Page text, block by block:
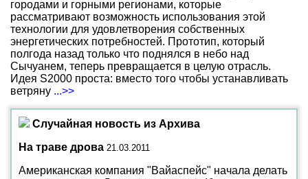
городами и горными регионами, которые
рассматривают возможность использования этой
технологии для удовлетворения собственных
энергетических потребностей. Прототип, который
полгода назад только что поднялся в небо над
Сычуанем, теперь превращается в целую отрасль.
Идея S2000 проста: вместо того чтобы устанавливать
ветряну ...>>
Случайная новость из Архива
На траве дрова 21.03.2011
Американская компания "Вайаспейс" начала делать